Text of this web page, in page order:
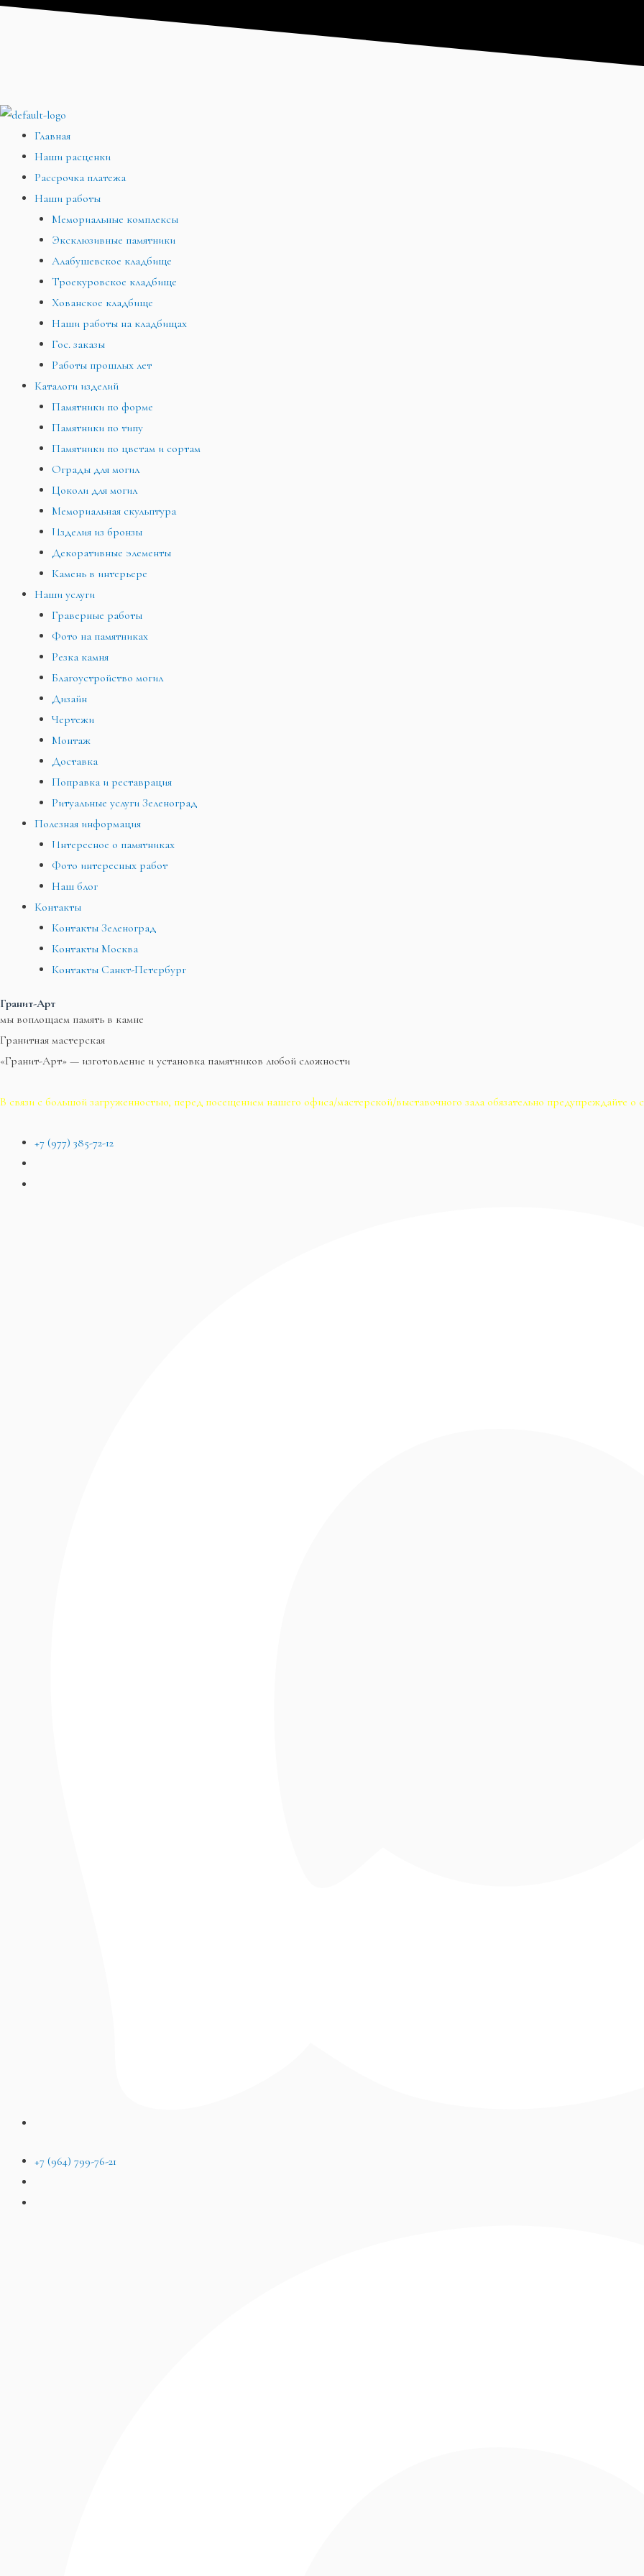
Перейти
Меню
Главная
Наши расценки
Рассрочка платежа
Наши работы
Мемориальные комплексы
Эксклюзивные памятники
Алабушевское кладбище
Троекуровское кладбище
Хованское кладбище
Наши работы на кладбищах
Гос. заказы
Работы прошлых лет
Каталоги изделий
Памятники по форме
Памятники по типу
Памятники по цветам и сортам
Ограды для могил
Цоколи для могил
Мемориальная скульптура
Изделия из бронзы
Декоративные элементы
Камень в интерьере
Наши услуги
Граверные работы
Фото на памятниках
Резка камня
Благоустройство могил
Дизайн
Чертежи
Монтаж
Доставка
Поправка и реставрация
Ритуальные услуги Зеленоград
Полезная информация
Интересное о памятниках
Фото интересных работ
Наш блог
Контакты
Контакты Зеленоград
Контакты Москва
Контакты Санкт-Петербург
Гранит-Арт
мы воплощаем память в камне
Гранитная мастерская
«Гранит-Арт» — изготовление и установка памятников любой сложности
В связи с большой загруженностью, перед посещением нашего офиса/мастерской/выставочного зала обязательно предупреждайте о
+7 (977) 385-72-12
+7 (964) 799-76-21
Меню
Меню